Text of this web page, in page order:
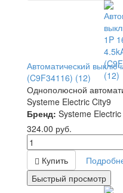
Автоматический
(C9F34116) (12)
Однополюсной
Systeme Electric City9
Бренд: Systeme Electric
324.00 руб.
Купить
Быстрый просмотр